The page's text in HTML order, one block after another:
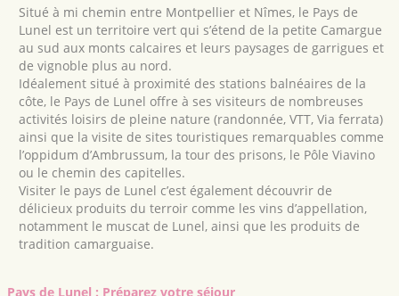
Situé à mi chemin entre Montpellier et Nîmes, le Pays de
Lunel est un territoire vert qui s’étend de la petite Camargue
au sud aux monts calcaires et leurs paysages de garrigues et
de vignoble plus au nord.
Idéalement situé à proximité des stations balnéaires de la
côte, le Pays de Lunel offre à ses visiteurs de nombreuses
activités loisirs de pleine nature (randonnée, VTT, Via ferrata)
ainsi que la visite de sites touristiques remarquables comme
l’oppidum d’Ambrussum, la tour des prisons, le Pôle Viavino
ou le chemin des capitelles.
Visiter le pays de Lunel c’est également découvrir de
délicieux produits du terroir comme les vins d’appellation,
notamment le muscat de Lunel, ainsi que les produits de
tradition camarguaise.
Pays de Lunel : Préparez votre séjour